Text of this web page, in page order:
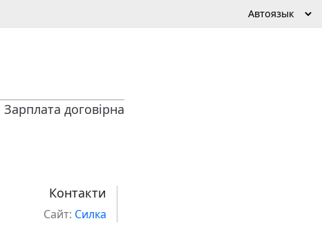
Зарплата договірна
Контакти
Сайт: Силка